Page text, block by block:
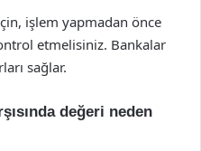
işlem yapmadan önce
etmelisiniz. Bankalar
sağlar.
değeri neden